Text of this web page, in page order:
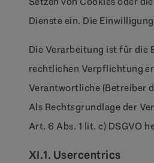
Dienste ein. Die
Die Verarbeitung ist für die
rechtlichen Verpflichtung
Verantwortliche (Betreiber
Als Rechtsgrundlage der
Art. 6 Abs. 1 lit. c) DSGVO
XI.1. Usercentrics